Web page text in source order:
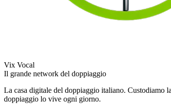
Vix Vocal
Il grande network del doppiaggio
La casa digitale del doppiaggio italiano. Custodiamo
doppiaggio lo vive ogni giorno.